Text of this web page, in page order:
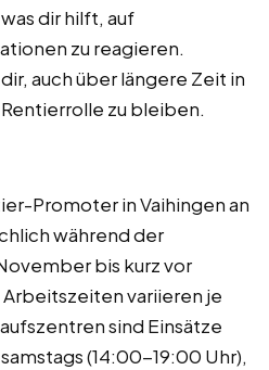
dir hilft, auf
zu reagieren.
auch über längere Zeit in
zu bleiben.
Promoter in Vaihingen an
während der
bis kurz vor
variieren je
sind Einsätze
(14:00-19:00 Uhr),